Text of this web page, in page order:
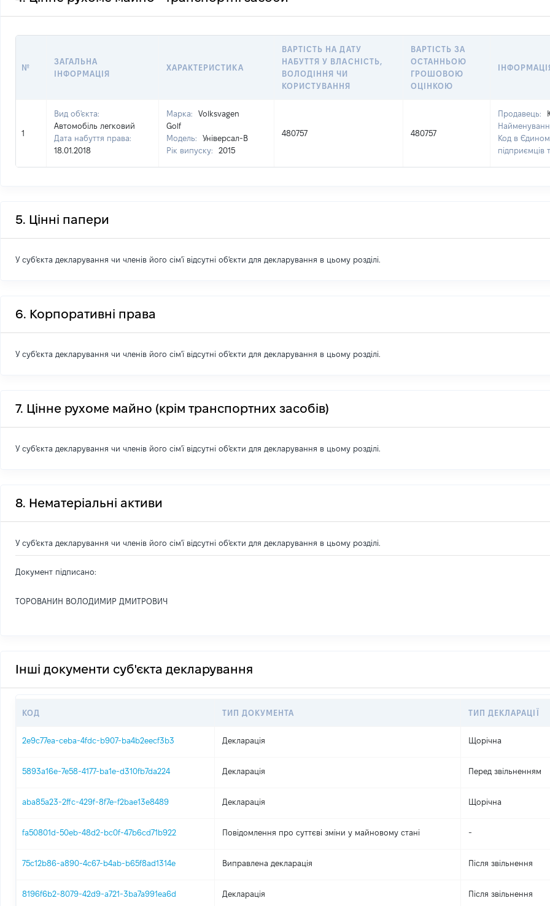
№
ЗАГАЛЬНА
ІНФОРМАЦІЯ
ХАРАКТЕРИСТИКА
ВАРТІСТЬ НА ДАТУ
НАБУТТЯ У ВЛАСНІСТЬ,
ВОЛОДІННЯ ЧИ
КОРИСТУВАННЯ
ВАРТІСТЬ ЗА
ОСТАННЬОЮ
ГРОШОВОЮ
ОЦІНКОЮ
1
Вид об'єкта:
Автомобіль легковий
Дата набуття права:
18.01.2018
Марка:
Volksvagen
Golf
Модель:
Універсал-В
Рік випуску:
2015
480757 480757
Продавець:
Код в
підприємців
5. Цінні папери
У суб'єкта декларування чи членів його сім'ї відсутні об'єкти для декларування в цьому розділі.
6. Корпоративні права
У суб'єкта декларування чи членів його сім'ї відсутні об'єкти для декларування в цьому розділі.
7. Цінне рухоме майно (крім транспортних засобів)
У суб'єкта декларування чи членів його сім'ї відсутні об'єкти для декларування в цьому розділі.
8. Нематеріальні активи
У суб'єкта декларування чи членів його сім'ї відсутні об'єкти для декларування в цьому розділі.
Документ підписано:
ТОРОВАНИН ВОЛОДИМИР ДМИТРОВИЧ
Інші документи суб'єкта декларування
КОД ТИП ДОКУМЕНТА ТИП ДЕКЛАРАЦІЇ
2e9c77ea-ceba-4fdc-b907-ba4b2eecf3b3 Декларація Щорічна
5893a16e-7e58-4177-ba1e-d310fb7da224 Декларація Перед звільненням
aba85a23-2ffc-429f-8f7e-f2bae13e8489 Декларація Щорічна
fa50801d-50eb-48d2-bc0f-47b6cd71b922 Повідомлення про суттєві зміни y майновому стані -
75c12b86-a890-4c67-b4ab-b65f8ad1314e Виправлена декларація Після звільнення
8196f6b2-8079-42d9-a721-3ba7a991ea6d Декларація Після звільнення